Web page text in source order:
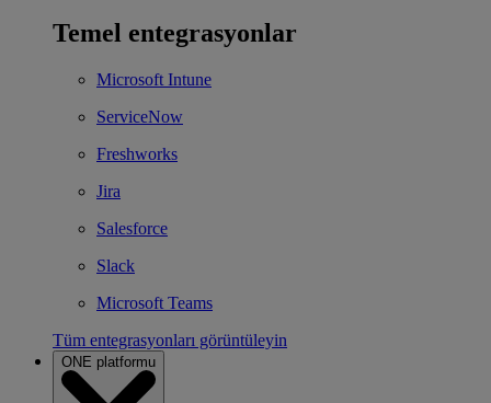
Temel entegrasyonlar
Microsoft Intune
ServiceNow
Freshworks
Jira
Salesforce
Slack
Microsoft Teams
Tüm entegrasyonları görüntüleyin
ONE platformu